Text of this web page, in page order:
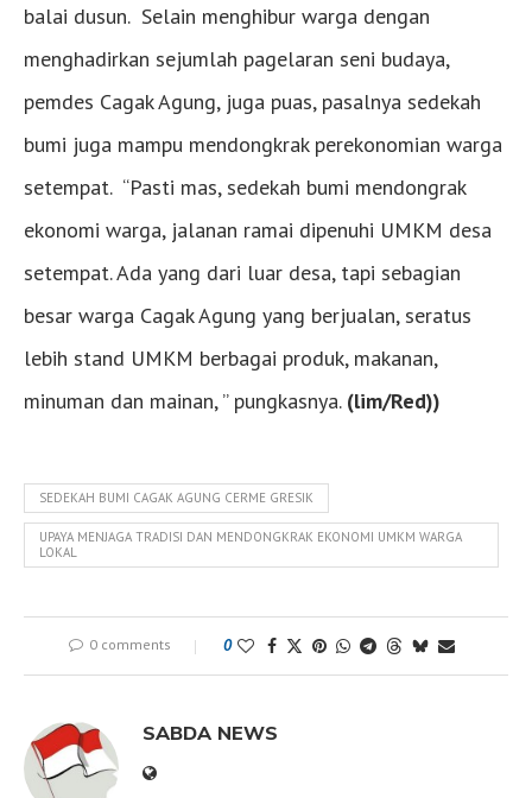
balai dusun. Selain menghibur warga dengan
menghadirkan sejumlah pagelaran seni budaya,
pemdes Cagak Agung, juga puas, pasalnya sedekah
bumi juga mampu mendongkrak perekonomian warga
setempat. “Pasti mas, sedekah bumi mendongrak
ekonomi warga, jalanan ramai dipenuhi UMKM desa
setempat. Ada yang dari luar desa, tapi sebagian
besar warga Cagak Agung yang berjualan, seratus
lebih stand UMKM berbagai produk, makanan,
minuman dan mainan, ” pungkasnya. (lim/Red))
SEDEKAH BUMI CAGAK AGUNG CERME GRESIK
UPAYA MENJAGA TRADISI DAN MENDONGKRAK EKONOMI UMKM WARGA
LOKAL
0 comments 0
SABDA NEWS